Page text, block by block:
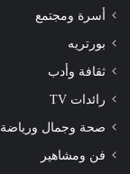
أسرة ومجتمع
بورتريه
ثقافة وأدب
رائدات TV
صحة وجمال ورياضة
فن ومشاهير